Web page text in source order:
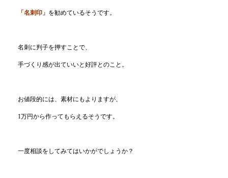
「名刺印」 を勧めているそうです。
名刺に判子を押すことで、
手づくり感が出ていいと好評とのこと。
お値段的には、素材にもよりますが、
1万円から作ってもらえるそうです。
一度相談をしてみてはいかがでしょうか？